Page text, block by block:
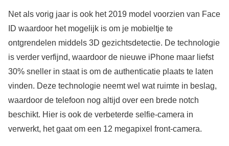
Net als vorig jaar is ook het 2019 model voorzien van Face
ID waardoor het mogelijk is om je mobieltje te
ontgrendelen middels 3D gezichtsdetectie. De technologie
is verder verfijnd, waardoor de nieuwe iPhone maar liefst
30% sneller in staat is om de authenticatie plaats te laten
vinden. Deze technologie neemt wel wat ruimte in beslag,
waardoor de telefoon nog altijd over een brede notch
beschikt. Hier is ook de verbeterde selfie-camera in
verwerkt, het gaat om een 12 megapixel front-camera.